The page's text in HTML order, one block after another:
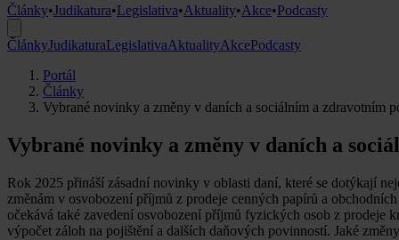
Články•Judikatura•Legislativa•Aktuality•Akce•Podcasty
ČlánkyJudikaturaLegislativaAktualityAkcePodcasty
Portál
Články
Vybrané novinky a změny v daních a sociálním a zdravotním
Vybrané novinky a změny v daních a
Rok 2025 přináší zásadní novinky v oblasti daní, které se dotýkají
změnám v osvobození příjmů z prodeje cenných papírů a
očekává také zavedení osvobození příjmů fyzických osob z
výpočet záloh na pojištění a dalších daňových povinností. Jaké